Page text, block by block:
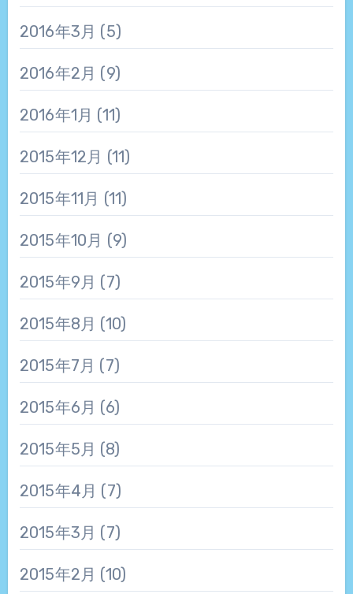
2016年3月 (5)
2016年2月 (9)
2016年1月 (11)
2015年12月 (11)
2015年11月 (11)
2015年10月 (9)
2015年9月 (7)
2015年8月 (10)
2015年7月 (7)
2015年6月 (6)
2015年5月 (8)
2015年4月 (7)
2015年3月 (7)
2015年2月 (10)